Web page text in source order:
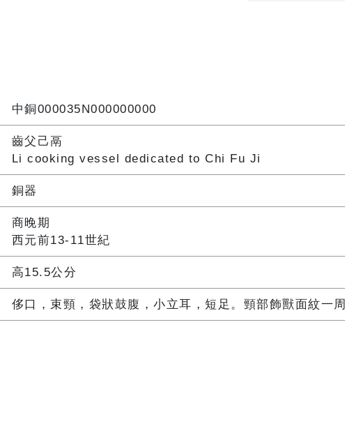
中銅000035N000000000
齒父己鬲
Li cooking vessel dedicated to Chi Fu Ji
銅器
商晚期
西元前13-11世紀
高15.5公分
侈口，束頸，袋狀鼓腹，小立耳，短足。頸部飾獸面紋一